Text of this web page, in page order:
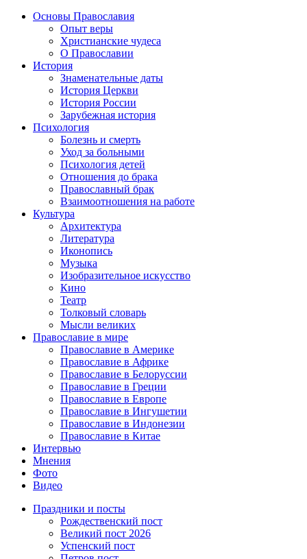
Основы Православия
Опыт веры
Христианские чудеса
О Православии
История
Знаменательные даты
История Церкви
История России
Зарубежная история
Психология
Болезнь и смерть
Уход за больными
Психология детей
Отношения до брака
Православный брак
Взаимоотношения на работе
Культура
Архитектура
Литература
Иконопись
Музыка
Изобразительное искусство
Кино
Театр
Толковый словарь
Мысли великих
Православие в мире
Православие в Америке
Православие в Африке
Православие в Белоруссии
Православие в Греции
Православие в Европе
Православие в Ингушетии
Православие в Индонезии
Православие в Китае
Интервью
Мнения
Фото
Видео
Праздники и посты
Рождественский пост
Великий пост 2026
Успенский пост